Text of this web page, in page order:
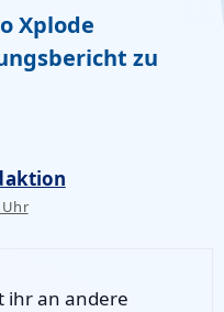
Xplode
zu
Uhr
ihr an andere